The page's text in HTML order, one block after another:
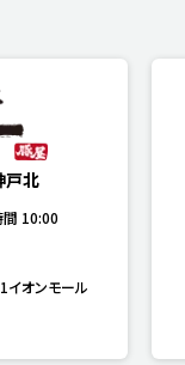
戸北
10:00
オンモール